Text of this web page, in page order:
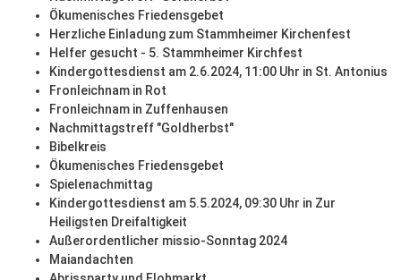
Ökumenisches Friedensgebet
Herzliche Einladung zum Stammheimer Kirchenfest
Helfer gesucht - 5. Stammheimer Kirchfest
Kindergottesdienst am 2.6.2024, 11:00 Uhr in St. Antonius
Fronleichnam in Rot
Fronleichnam in Zuffenhausen
Nachmittagstreff "Goldherbst"
Bibelkreis
Ökumenisches Friedensgebet
Spielenachmittag
Kindergottesdienst am 5.5.2024, 09:30 Uhr in Zur
Heiligsten Dreifaltigkeit
Außerordentlicher missio-Sonntag 2024
Maiandachten